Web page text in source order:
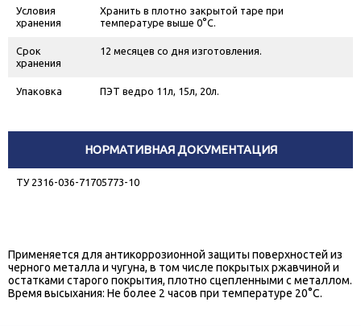
Условия
хранения
Хранить в плотно закрытой таре при
температуре выше 0°С.
Срок
хранения
12 месяцев со дня изготовления.
Упаковка ПЭТ ведро 11л, 15л, 20л.
НОРМАТИВНАЯ ДОКУМЕНТАЦИЯ
ТУ 2316-036-71705773-10
Применяется для антикоррозионной защиты поверхностей из
черного металла и чугуна, в том числе покрытых ржавчиной и
остатками старого покрытия, плотно сцепленными с металлом.
Время высыхания: Не более 2 часов при температуре 20°С.